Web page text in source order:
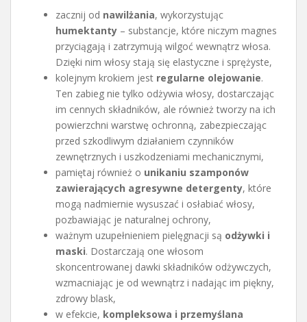
zacznij od nawilżania, wykorzystując
humektanty – substancje, które niczym magnes
przyciągają i zatrzymują wilgoć wewnątrz włosa.
Dzięki nim włosy stają się elastyczne i sprężyste,
kolejnym krokiem jest regularne olejowanie.
Ten zabieg nie tylko odżywia włosy, dostarczając
im cennych składników, ale również tworzy na ich
powierzchni warstwę ochronną, zabezpieczając
przed szkodliwym działaniem czynników
zewnętrznych i uszkodzeniami mechanicznymi,
pamiętaj również o unikaniu szamponów
zawierających agresywne detergenty, które
mogą nadmiernie wysuszać i osłabiać włosy,
pozbawiając je naturalnej ochrony,
ważnym uzupełnieniem pielęgnacji są odżywki i
maski. Dostarczają one włosom
skoncentrowanej dawki składników odżywczych,
wzmacniając je od wewnątrz i nadając im piękny,
zdrowy blask,
w efekcie, kompleksowa i przemyślana